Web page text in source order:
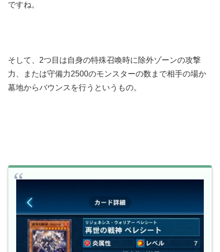
ですね。
そして、2つ目は自身の特殊召喚時に除外ゾーンの攻撃
力、または守備力2500のモンスターの数まで相手の場か
墓地からバウンスを行うというもの。